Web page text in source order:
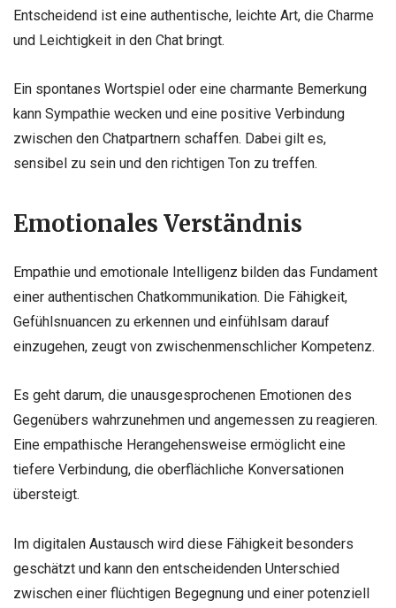
Entscheidend ist eine authentische, leichte Art, die Charme
und Leichtigkeit in den Chat bringt.
Ein spontanes Wortspiel oder eine charmante Bemerkung
kann Sympathie wecken und eine positive Verbindung
zwischen den Chatpartnern schaffen. Dabei gilt es,
sensibel zu sein und den richtigen Ton zu treffen.
Emotionales Verständnis
Empathie und emotionale Intelligenz bilden das Fundament
einer authentischen Chatkommunikation. Die Fähigkeit,
Gefühlsnuancen zu erkennen und einfühlsam darauf
einzugehen, zeugt von zwischenmenschlicher Kompetenz.
Es geht darum, die unausgesprochenen Emotionen des
Gegenübers wahrzunehmen und angemessen zu reagieren.
Eine empathische Herangehensweise ermöglicht eine
tiefere Verbindung, die oberflächliche Konversationen
übersteigt.
Im digitalen Austausch wird diese Fähigkeit besonders
geschätzt und kann den entscheidenden Unterschied
zwischen einer flüchtigen Begegnung und einer potenziell